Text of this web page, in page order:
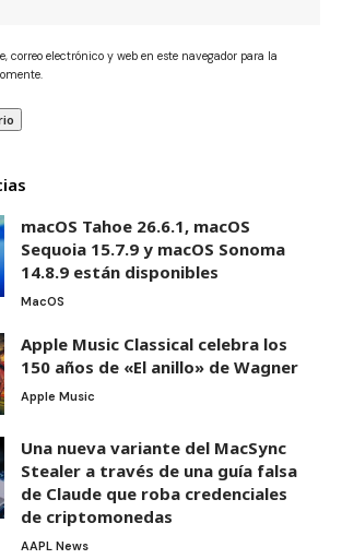
correo electrónico y web en este navegador para la
macOS Tahoe 26.6.1, macOS
Sequoia 15.7.9 y macOS Sonoma
14.8.9 están disponibles
MacOS
Apple Music Classical celebra los
150 años de «El anillo» de Wagner
Apple Music
Una nueva variante del MacSync
Stealer a través de una guía falsa
de Claude que roba credenciales
de criptomonedas
AAPL News